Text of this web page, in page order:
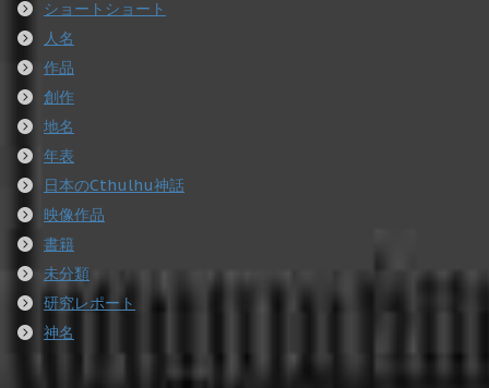
ショートショート
人名
作品
創作
地名
年表
日本のCthulhu神話
映像作品
書籍
未分類
研究レポート
神名